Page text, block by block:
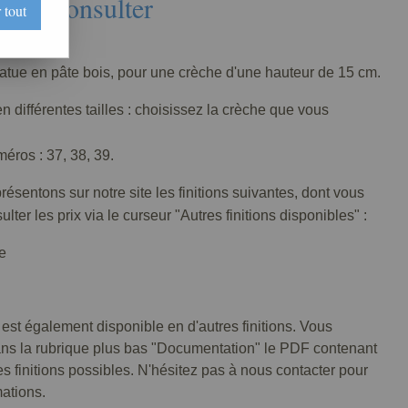
consulter
en pâte bois, pour une crèche d'une hauteur de 15 cm.
différentes tailles : choisissez la crèche que vous
: 37, 38, 39.
sur notre site les finitions suivantes, dont vous
les prix via le curseur "Autres finitions disponibles" :
également disponible en d'autres finitions. Vous
la rubrique plus bas "Documentation" le PDF contenant
finitions possibles. N'hésitez pas à nous contacter pour
tout